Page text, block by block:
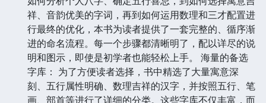
祥、音韵优美的字词，再到如何运用数理和三才配置进
行最终的优化，本书为读者提供了一套完整的、循序渐
进的命名流程。每一个步骤都清晰明了，配以详尽的说
明和图示，即使是初学者也能轻松上手。 海量的备选
字库： 为了方便读者选择，书中精选了大量寓意深
刻、五行属性明确、数理吉祥的汉字，并按照五行、笔
画、部首等进行了详细的分类。这些字库不仅丰富，而